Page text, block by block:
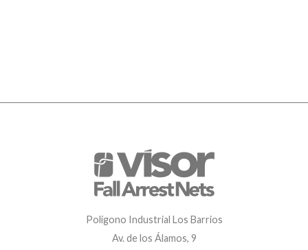
Polígono Industrial Los Barrios
Av. de los Álamos, 9